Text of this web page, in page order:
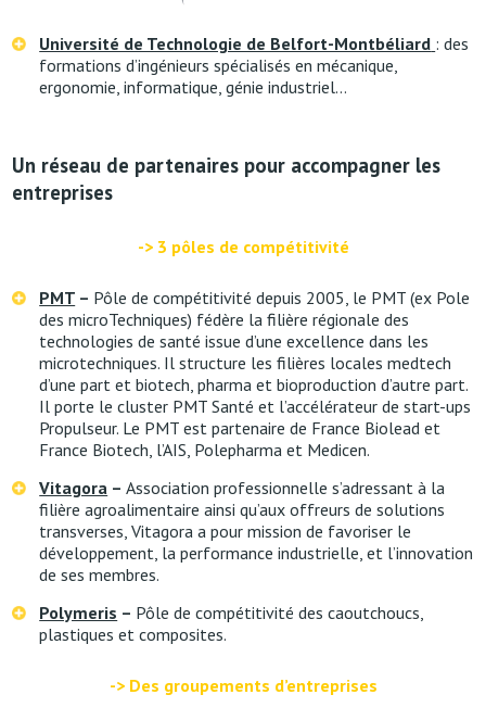
Université de Technologie de Belfort-Montbéliard : des
formations d’ingénieurs spécialisés en mécanique,
ergonomie, informatique, génie industriel…
Un réseau de partenaires pour accompagner les
entreprises
-> 3 pôles de compétitivité
PMT – Pôle de compétitivité depuis 2005, le PMT (ex Pole
des microTechniques) fédère la filière régionale des
technologies de santé issue d’une excellence dans les
microtechniques. Il structure les filières locales medtech
d’une part et biotech, pharma et bioproduction d’autre part.
Il porte le cluster PMT Santé et l’accélérateur de start-ups
Propulseur. Le PMT est partenaire de France Biolead et
France Biotech, l’AIS, Polepharma et Medicen.
Vitagora –Association professionnelle s’adressant à la
filière agroalimentaire ainsi qu’aux offreurs de solutions
transverses, Vitagora a pour mission de favoriser le
développement, la performance industrielle, et l’innovation
de ses membres.
Polymeris – Pôle de compétitivité des caoutchoucs,
plastiques et composites.
-> Des groupements d’entreprises